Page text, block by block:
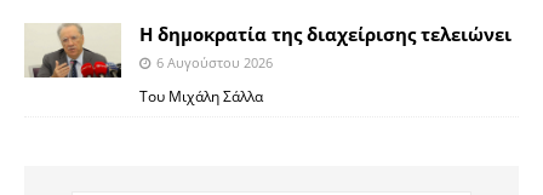
Η δημοκρατία της διαχείρισης τελειώνει
6 Αυγούστου 2026
Του Μιχάλη Σάλλα